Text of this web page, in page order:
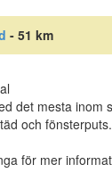
- 51 km
det mesta inom
och fönsterputs.
för mer